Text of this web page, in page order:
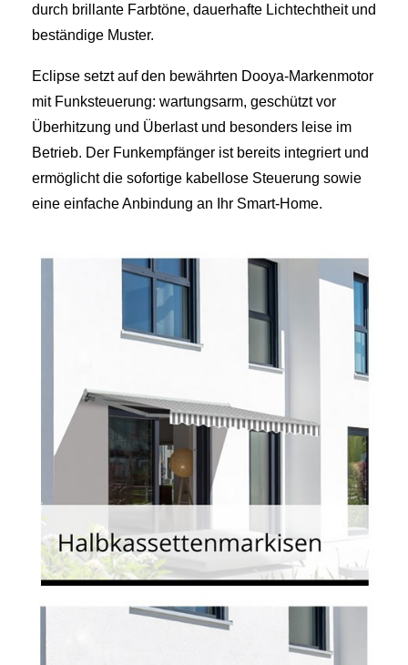
durch brillante Farbtöne, dauerhafte Lichtechtheit und
beständige Muster.
Eclipse setzt auf den bewährten Dooya‑Markenmotor
mit Funksteuerung: wartungsarm, geschützt vor
Überhitzung und Überlast und besonders leise im
Betrieb. Der Funkempfänger ist bereits integriert und
ermöglicht die sofortige kabellose Steuerung sowie
eine einfache Anbindung an Ihr Smart‑Home.